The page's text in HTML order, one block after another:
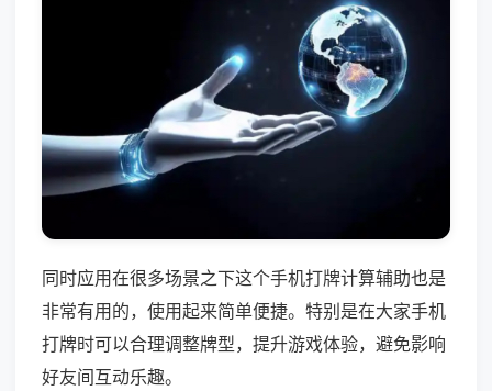
同时应用在很多场景之下这个手机打牌计算辅助也是
非常有用的，使用起来简单便捷。特别是在大家手机
打牌时可以合理调整牌型，提升游戏体验，避免影响
好友间互动乐趣。